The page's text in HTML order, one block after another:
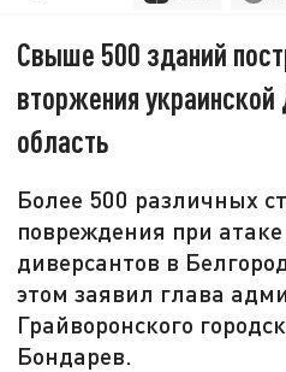
Свыше 500 зданий
вторжения
область
Более 500 различных
повреждения при
диверсантов в
этом заявил глава
Грайворонского
Бондарев.